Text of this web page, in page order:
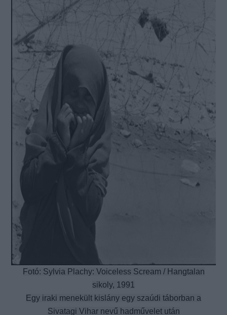
Fotó: Sylvia Plachy: Voiceless Scream / Hangtalan
sikoly, 1991
Egy iraki menekült kislány egy szaúdi táborban a
Sivatagi Vihar nevű hadművelet után